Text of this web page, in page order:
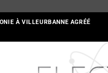
À VILLEURBANNE AGRÉÉ